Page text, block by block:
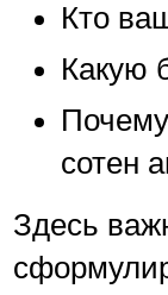
Кто
Какую
сотен
Здесь